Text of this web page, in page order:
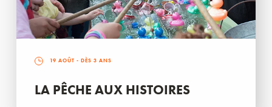
19 AOÛT - DÈS 3 ANS
LA PÊCHE AUX HISTOIRES